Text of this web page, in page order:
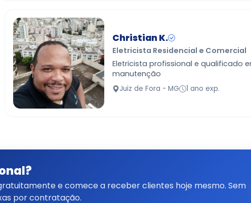
Christian K.
Eletricista Residencial e Comercial
Eletricista profissional e qualificado
manutenção
Juiz de Fora - MG 1 ano exp.
e comece a receber clientes hoje mesmo. Sem
por contratação.